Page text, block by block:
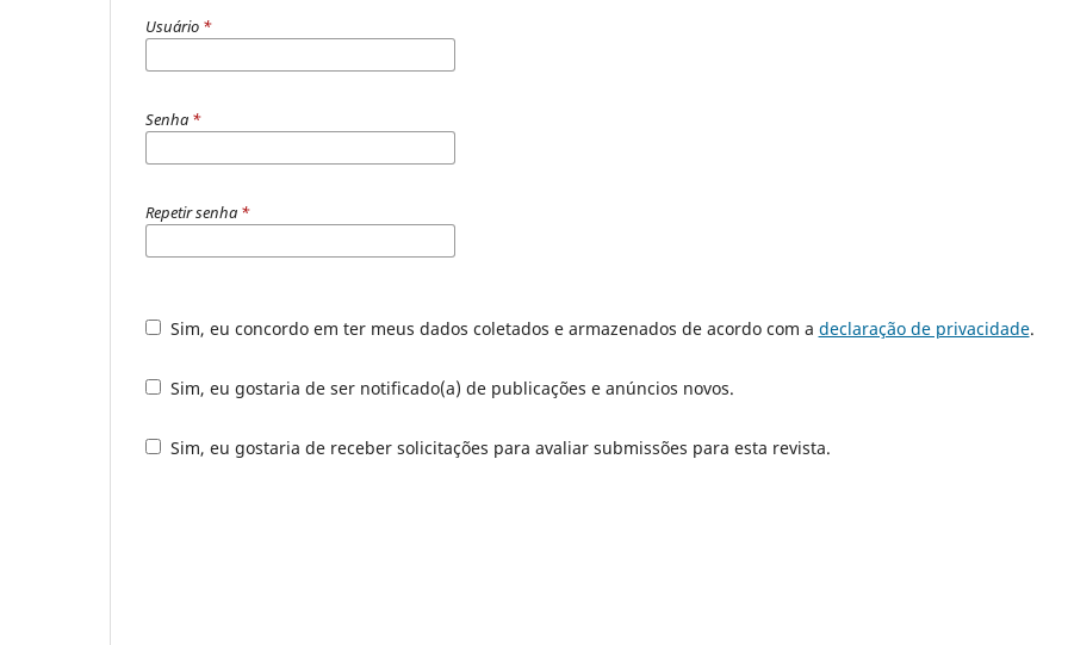
Usuário *
Senha *
Repetir senha *
Sim, eu concordo em ter meus dados coletados e armazenados de acordo com a declaração de privacidade.
Sim, eu gostaria de ser notificado(a) de publicações e anúncios novos.
Sim, eu gostaria de receber solicitações para avaliar submissões para esta revista.